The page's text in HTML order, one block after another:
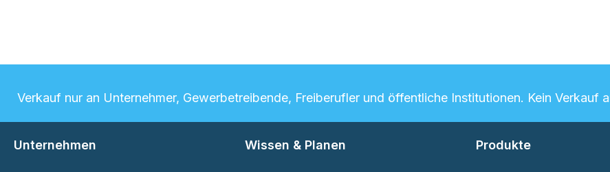
Verkauf nur an Unternehmer, Gewerbetreibende, Freiberufler und öffentliche Institutionen. Kein Verkauf
Unternehmen Wissen & Planen Produkte